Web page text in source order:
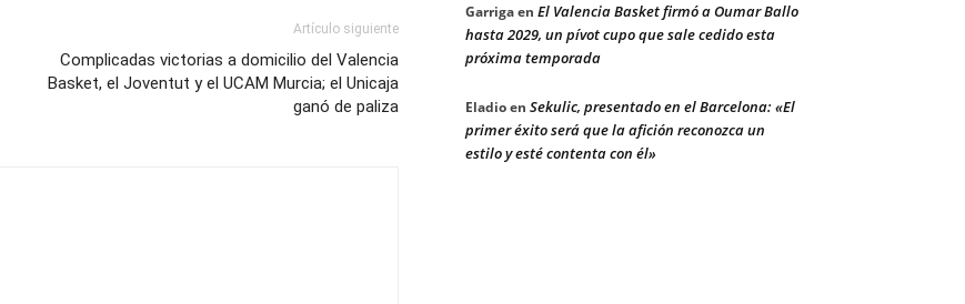
Artículo siguiente
Complicadas victorias a domicilio del Valencia
Basket, el Joventut y el UCAM Murcia; el Unicaja
ganó de paliza
Garrigaen El Valencia Basket firmó a Oumar Ballo
hasta 2029, un pívot cupo que sale cedido esta
próxima temporada
Eladioen Sekulic, presentado en el Barcelona: «El
primer éxito será que la afición reconozca un
estilo y esté contenta con él»